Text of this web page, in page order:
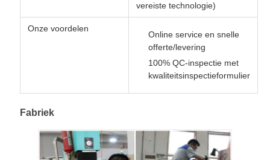
vereiste technologie)
Onze voordelen
Online service en snelle
offerte/levering
100% QC-inspectie met
kwaliteitsinspectieformulier
Fabriek